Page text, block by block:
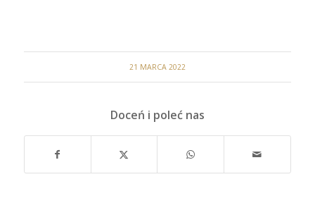
21 MARCA 2022
Doceń i poleć nas